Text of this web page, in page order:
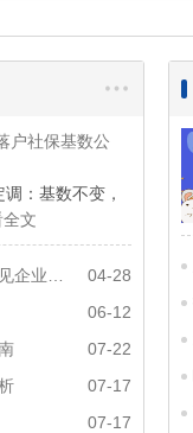
户社保基数公
：基数不变，
文
04-28
06-12
07-22
07-17
07-17